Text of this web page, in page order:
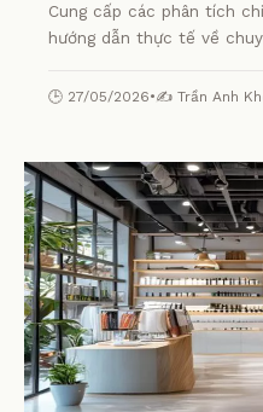
Cung cấp các phân tích
hướng dẫn thực tế về
🕒 27/05/2026•✍️ Trần Anh